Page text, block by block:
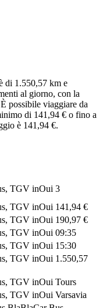
di 1.550,57 km e
al giorno, con la
possibile viaggiare da
di 141,94 € o fino a
è 141,94 €.
TGV inOui 3
TGV inOui 141,94 €
TGV inOui 190,97 €
TGV inOui 09:35
TGV inOui 15:30
TGV inOui 1.550,57
TGV inOui Tours
TGV inOui Varsavia